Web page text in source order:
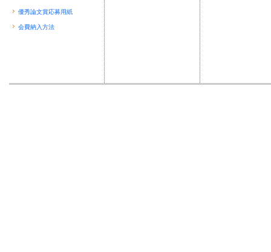
優秀論文賞応募用紙
会費納入方法